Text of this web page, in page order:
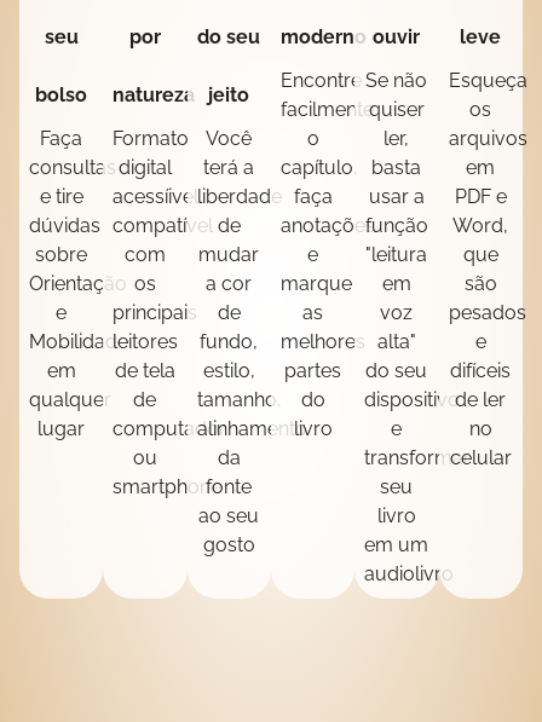
seu
bolso
Faça
consultas
e tire
dúvidas
sobre
Orientação
e
Mobilidade
em
qualquer
lugar
por
natureza
Formato
digital
acessíivel,
compatível
com
os
principais
leitores
de tela
de
computador
ou
smartphone
do seu
jeito
Você
terá a
liberdade
de
mudar
a cor
de
fundo,
estilo,
tamanho,
alinhamento
da
fonte
ao seu
gosto
moderno
Encontre
facilmente
o
capítulo,
faça
anotações
e
marque
as
melhores
partes
do
livro
ouvir
Se não
quiser
ler,
basta
usar a
função
"leitura
em
voz
alta"
do seu
dispositivo
e
transformar
seu
livro
em um
audiolivro
leve
Esqueça
os
arquivos
em
PDF e
Word,
que
são
pesados
e
difíceis
de ler
no
celular